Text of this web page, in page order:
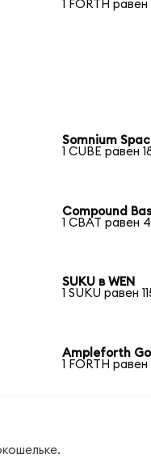
1 FORTH равен
Somnium
1 CUBE равен
Compound
1 CBAT равен
SUKU в WEN
1 SUKU равен
Ampleforth
1 FORTH